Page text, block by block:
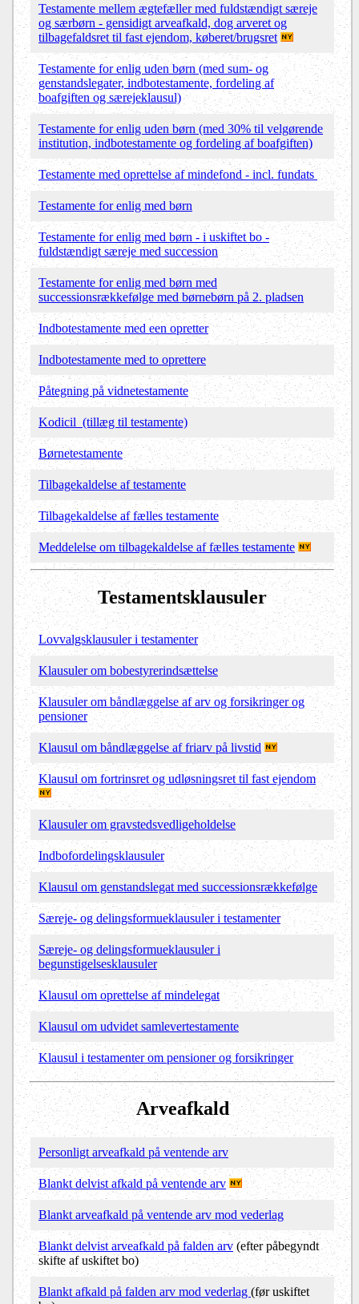
Testamente mellem ægtefæller med fuldstændigt særeje
og særbørn - gensidigt arveafkald, dog arveret og
tilbagefaldsret til fast ejendom, køberet/brugsret
Testamente for enlig uden børn (med sum- og
genstandslegater, indbotestamente, fordeling af
boafgiften og særejeklausul)
Testamente for enlig uden børn (med 30% til velgørende
institution, indbotestamente og fordeling af boafgiften)
Testamente med oprettelse af mindefond - incl. fundats
Testamente for enlig med børn
Testamente for enlig med børn - i uskiftet bo -
fuldstændigt særeje med succession
Testamente for enlig med børn med
successionsrækkefølge med børnebørn på 2. pladsen
Indbotestamente med een opretter
Indbotestamente med to oprettere
Påtegning på vidnetestamente
Kodicil (tillæg til testamente)
Børnetestamente
Tilbagekaldelse af testamente
Tilbagekaldelse af fælles testamente
Meddelelse om tilbagekaldelse af fælles testamente
Testamentsklausuler
Lovvalgsklausuler i testamenter
Klausuler om bobestyrerindsættelse
Klausuler om båndlæggelse af arv og forsikringer og
pensioner
Klausul om båndlæggelse af friarv på livstid
Klausul om fortrinsretog udløsningsrettil fast ejendom
Klausuler om gravstedsvedligeholdelse
Indbofordelingsklausuler
Klausul om genstandslegat med successionsrækkefølge
Særeje- og delingsformueklausuler i testamenter
Særeje- og delingsformueklausuler i
begunstigelsesklausuler
Klausul om oprettelse af mindelegat
Klausul om udvidet samlevertestamente
Klausul i testamenter om pensioner og forsikringer
Arveafkald
Personligt arveafkald på ventende arv
Blankt delvist afkald på ventende arv
Blankt arveafkald på ventende arv mod vederlag
Blankt delvist arveafkald på falden arv (efter påbegyndt
skifte af uskiftet bo)
Blankt afkald på falden arv mod vederlag (før uskiftet